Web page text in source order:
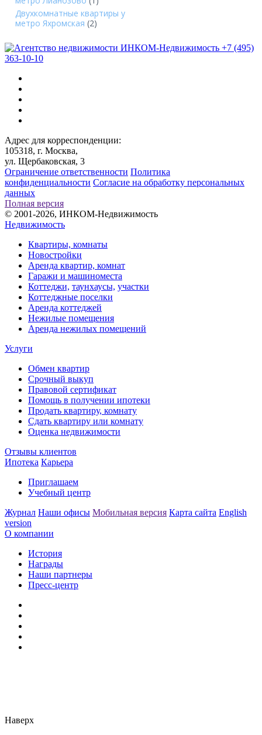
Двухкомнатные квартиры у
метро Яхромская (2)
+7 (495)
363-10-10
Адрес для корреспонденции:
105318, г. Москва,
ул. Щербаковская, 3
Ограничение ответственности Политика
конфиденциальности Согласие на обработку персональных
данных
Полная версия
© 2001-2026, ИНКОМ-Недвижимость
Недвижимость
Квартиры, комнаты
Новостройки
Аренда квартир, комнат
Гаражи и машиноместа
Коттеджи, таунхаусы, участки
Коттеджные поселки
Аренда коттеджей
Нежилые помещения
Аренда нежилых помещений
Услуги
Обмен квартир
Срочный выкуп
Правовой сертификат
Помощь в получении ипотеки
Продать квартиру, комнату
Сдать квартиру или комнату
Оценка недвижимости
Отзывы клиентов
Ипотека Карьера
Приглашаем
Учебный центр
Журнал Наши офисы Мобильная версия Карта сайта English
version
О компании
История
Награды
Наши партнеры
Пресс-центр
Наверх